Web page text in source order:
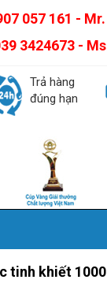
057 161 -
3424673 -
Trả hàng
đúng hạn
tinh khiết